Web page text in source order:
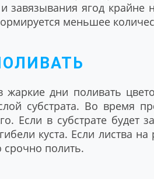
завязывания ягод
меньшее
жаркие дни поливать
субстрата. Во время
Если в субстрате будет
куста. Если листва
срочно полить.